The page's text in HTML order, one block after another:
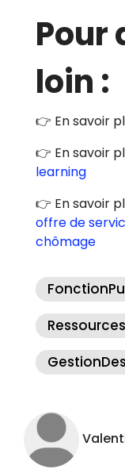
Pour
loin :
👉 En savoir
👉 En savoir
learning
👉 En savoir
offre de
chômage